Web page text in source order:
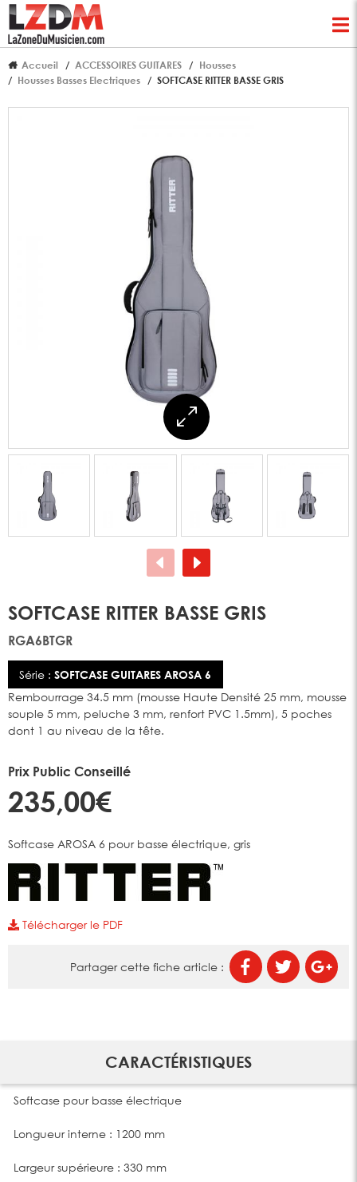
Accueil ACCESSOIRES GUITARES
Housses
Housses Basses Electriques
SOFTCASE RITTER BASSE GRIS
SOFTCASE RITTER BASSE GRIS
RGA6BTGR
Série :SOFTCASE GUITARES AROSA 6
Rembourrage 34.5 mm (mousse Haute Densité 25 mm, mousse
souple 5 mm, peluche 3 mm, renfort PVC 1.5mm), 5 poches
dont 1 au niveau de la tête.
Prix Public Conseillé
235,00€
Softcase AROSA 6 pour basse électrique, gris
Télécharger le PDF
Partager cette fiche article :
CARACTÉRISTIQUES
Softcase pour basse électrique
Longueur interne : 1200 mm
Largeur supérieure : 330 mm